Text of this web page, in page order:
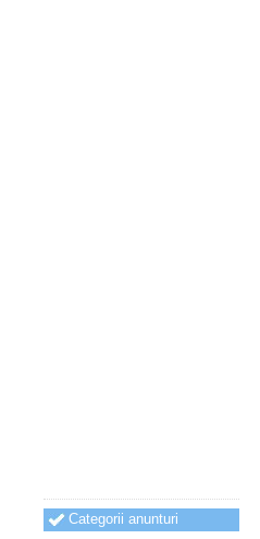
Categorii anunturi